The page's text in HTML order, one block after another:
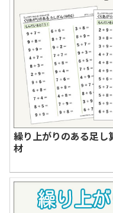
繰り上がりのある足し
材